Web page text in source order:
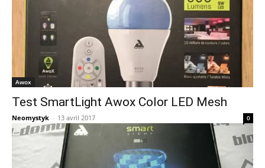
Awox
Test SmartLight Awox Color LED Mesh
Neomystyk - 13 avril 2017 0